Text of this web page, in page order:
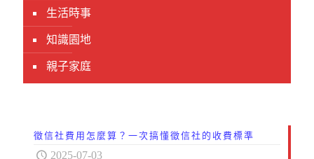
生活時事
知識園地
親子家庭
徵信社費用怎麼算？一次搞懂徵信社的收費標準
2025-07-03